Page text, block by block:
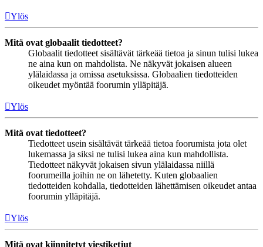
Ylös
Mitä ovat globaalit tiedotteet?
Globaalit tiedotteet sisältävät tärkeää tietoa ja sinun tulisi lukea
ne aina kun on mahdolista. Ne näkyvät jokaisen alueen
ylälaidassa ja omissa asetuksissa. Globaalien tiedotteiden
oikeudet myöntää foorumin ylläpitäjä.
Ylös
Mitä ovat tiedotteet?
Tiedotteet usein sisältävät tärkeää tietoa foorumista jota olet
lukemassa ja siksi ne tulisi lukea aina kun mahdollista.
Tiedotteet näkyvät jokaisen sivun ylälaidassa niillä
foorumeilla joihin ne on lähetetty. Kuten globaalien
tiedotteiden kohdalla, tiedotteiden lähettämisen oikeudet antaa
foorumin ylläpitäjä.
Ylös
Mitä ovat kiinnitetyt viestiketjut